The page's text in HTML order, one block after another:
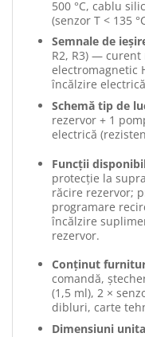
500 °C, cablu
(senzor T < 135
Semnale de
R2, R3) — curent
electromagnetic
încălzire
Schemă tip de
rezervor + 1
electrică
Funcții
protecție la
răcire rezervor;
programare
încălzire
rezervor.
Conținut
comandă,
(1,5 ml), 2 ×
dibluri, carte
Dimensiuni